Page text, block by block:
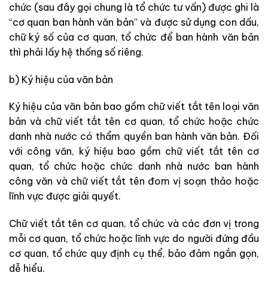
chức (sau đây gọi chung là tổ chức tư vấn) được ghi là
“cơ quan ban hành văn bản” và được sử dụng con dấu,
chữ ký số của cơ quan, tổ chức để ban hành văn bản
thì phải lấy hệ thống số riêng.
b) Ký hiệu của văn bản
Ký hiệu của văn bản bao gồm chữ viết tắt tên loại văn
bản và chữ viết tắt tên cơ quan, tổ chức hoặc chức
danh nhà nước có thẩm quyền ban hành văn bản. Đối
với công văn, ký hiệu bao gồm chữ viết tắt tên cơ
quan, tổ chức hoặc chức danh nhà nước ban hành
công văn và chữ viết tắt tên đom vị soạn thảo hoặc
lĩnh vực được giải quyết.
Chữ viết tắt tên cơ quan, tổ chức và các đơn vị trong
mỗi cơ quan, tổ chức hoặc lĩnh vực do người đứng đầu
cơ quan, tổ chức quy định cụ thể, bảo đảm ngắn gọn,
dễ hiểu.